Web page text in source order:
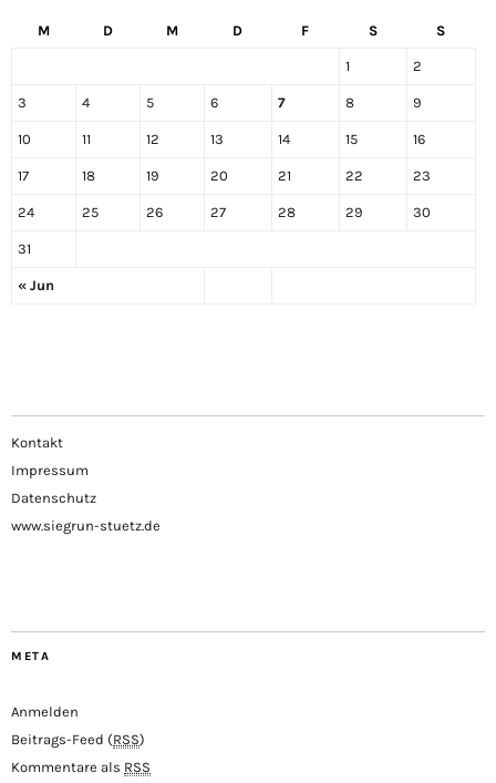
M D M D F S S
« Jun
1 2
3 4 5 6 7 8 9
10 11 12 13 14 15 16
17 18 19 20 21 22 23
24 25 26 27 28 29 30
31
Kontakt
Impressum
Datenschutz
www.siegrun-stuetz.de
META
Anmelden
Beitrags-Feed (RSS)
Kommentare als RSS